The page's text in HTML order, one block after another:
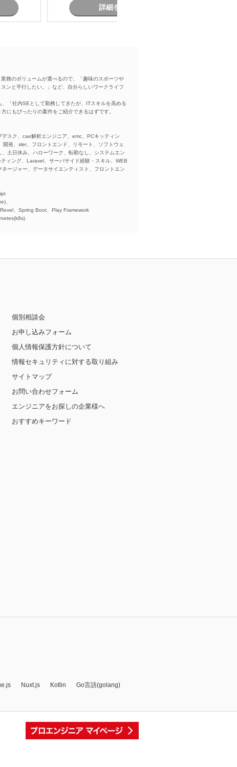
詳細を見る
務のボリュームが選べるので、「趣味のスポーツや
ンと平行したい。」など、自分らしいワークライフ
「社内SEとして勤務してきたが、ITスキルを高める
にもぴったりの案件をご紹介できるはずです。
スク、cae解析エンジニア、emc、PCキッティン
発、sler、フロントエンド、リモート、ソフトウェ
土日休み、ハローワーク、転勤なし、システムエン
ィング、Laravel、サーバサイド経験・スキル、WEB
ージャー、データサイエンティスト、フロントエン
、
、Spring Boot、Play Framework
個別相談会
お申し込みフォーム
個人情報保護方針について
情報セキュリティに対する取り組み
サイトマップ
お問い合わせフォーム
エンジニアをお探しの企業様へ
おすすめキーワード
Nuxt.js Kotlin
Go言語(golang)